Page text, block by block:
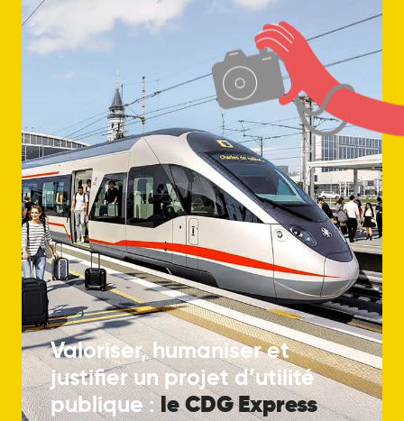
Valoriser, humaniser et
justifier un projet d’utilité
publique :leCDG Express